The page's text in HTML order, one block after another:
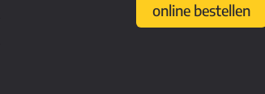
online bestellen